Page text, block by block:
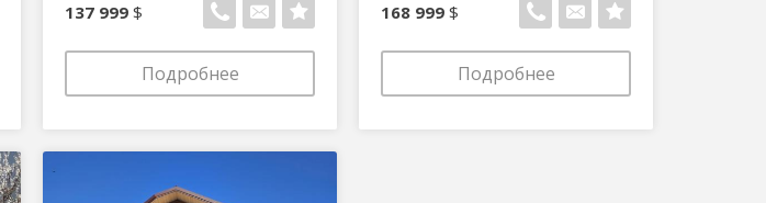
137 999$
Подробнее
168 999$
Подробнее